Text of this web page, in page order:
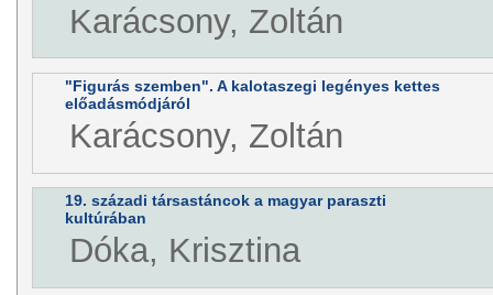
Karácsony, Zoltán
"Figurás szemben". A kalotaszegi legényes kettes
előadásmódjáról
Karácsony, Zoltán
19. századi társastáncok a magyar paraszti
kultúrában
Dóka, Krisztina